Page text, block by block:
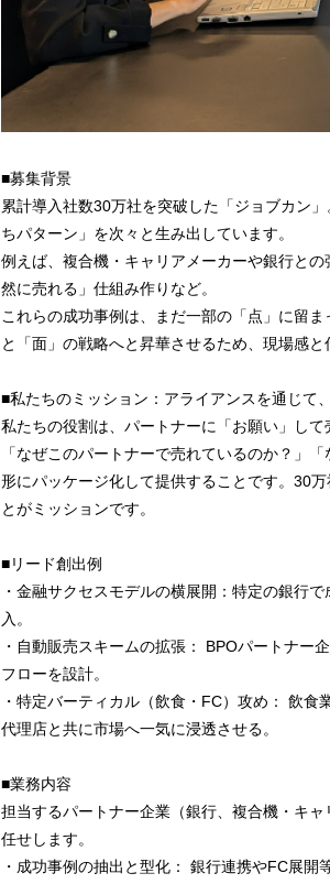
■募集背景
累計導入社数30万社を突破した「ジョブカン
ちパターン」を次々と生み出しています。
例えば、複合機・キャリアメーカーや銀行と
然に売れる」仕組み作りなど。
これらの成功事例は、まだ一部の「点」に留
と「面」の戦略へと昇華させるため、現場感
■私たちのミッション：アライアンスを通じて
私たちの役割は、パートナーに「お願い」して
「なぜこのパートナーで売れているのか？」
形にパッケージ化して提供することです。30
とがミッションです。
■リード創出例
・金融サクセスモデルの横展開：特定の銀行
入。
・自動販売スキームの拡張： BPOパートナー
フローを設計。
・特定バーティカル（飲食・FC）攻め： 飲
代理店と共に市場へ一気に浸透させる。
■業務内容
担当するパートナー企業（銀行、複合機・キ
任せします。
・成功事例の抽出と型化： 銀行連携やFC展